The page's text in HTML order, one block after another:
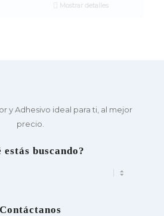
Mostrar detalles
y Adhesivo ideal para ti, al mejor
precio.
estás buscando?
Contáctanos